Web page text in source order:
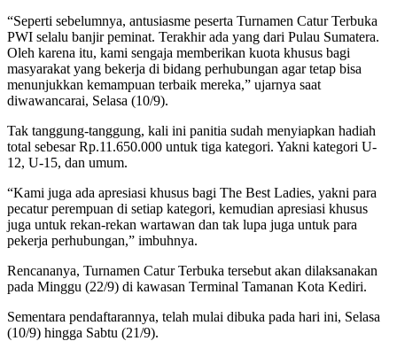
“Seperti sebelumnya, antusiasme peserta Turnamen Catur Terbuka
PWI selalu banjir peminat. Terakhir ada yang dari Pulau Sumatera.
Oleh karena itu, kami sengaja memberikan kuota khusus bagi
masyarakat yang bekerja di bidang perhubungan agar tetap bisa
menunjukkan kemampuan terbaik mereka,” ujarnya saat
diwawancarai, Selasa (10/9).
Tak tanggung-tanggung, kali ini panitia sudah menyiapkan hadiah
total sebesar Rp.11.650.000 untuk tiga kategori. Yakni kategori U-
12, U-15, dan umum.
“Kami juga ada apresiasi khusus bagi The Best Ladies, yakni para
pecatur perempuan di setiap kategori, kemudian apresiasi khusus
juga untuk rekan-rekan wartawan dan tak lupa juga untuk para
pekerja perhubungan,” imbuhnya.
Rencananya, Turnamen Catur Terbuka tersebut akan dilaksanakan
pada Minggu (22/9) di kawasan Terminal Tamanan Kota Kediri.
Sementara pendaftarannya, telah mulai dibuka pada hari ini, Selasa
(10/9) hingga Sabtu (21/9).